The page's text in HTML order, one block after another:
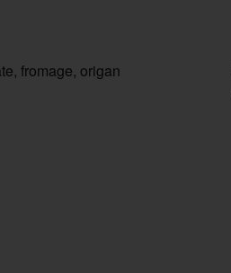
fromage, origan